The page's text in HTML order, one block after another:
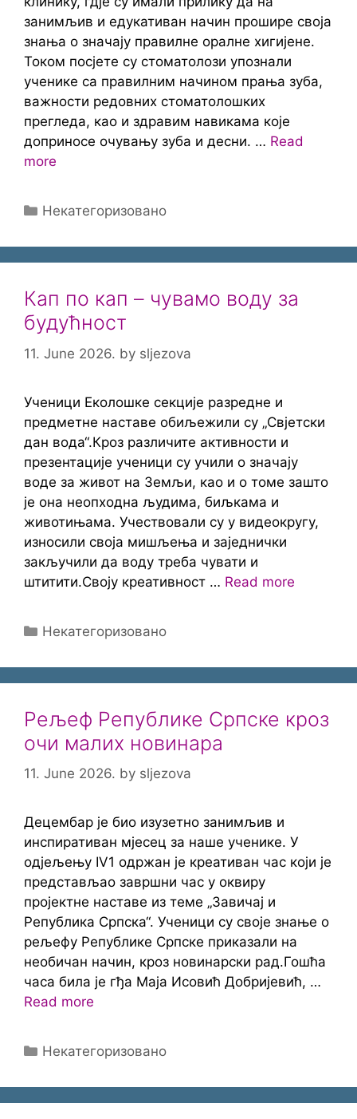
занимљив и едукативан начин прошире своја
знања о значају правилне оралне хигијене.
Током посјете су стоматолози упознали
ученике са правилним начином прања зуба,
важности редовних стоматолошких
прегледа, као и здравим навикама које
доприносе очувању зуба и десни. … Read
more
Categories
Некатегоризовано
Кап по кап – чувамо воду за
будућност
11. June 2026. by sljezova
Ученици Еколошке секције разредне и
предметне наставе обиљежили су „Свјетски
дан вода“.Кроз различите активности и
презентације ученици су учили о значају
воде за живот на Земљи, као и о томе зашто
је она неопходна људима, биљкама и
животињама. Учествовали су у видеокругу,
износили своја мишљења и заједнички
закључили да воду треба чувати и
штитити.Своју креативност … Read more
Categories
Некатегоризовано
Рељеф Републике Српске кроз
очи малих новинара
11. June 2026. by sljezova
Децембар је био изузетно занимљив и
инспиративан мјесец за наше ученике. У
одјељењу IV1 одржан је креативан час који је
представљао завршни час у оквиру
пројектне наставе из теме „Завичај и
Република Српска“. Ученици су своје знање о
рељефу Републике Српске приказали на
необичан начин, кроз новинарски рад.Гошћа
часа била је гђа Маја Исовић Добријевић, …
Read more
Categories
Некатегоризовано